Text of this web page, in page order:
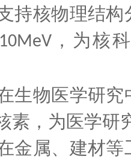
持核物理结
10MeV，为核
生物医学研
素，为医学研
金属、建材